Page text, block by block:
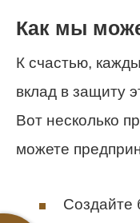
Как мы
К счастью,
вклад в защиту
Вот несколько
можете
Создайте